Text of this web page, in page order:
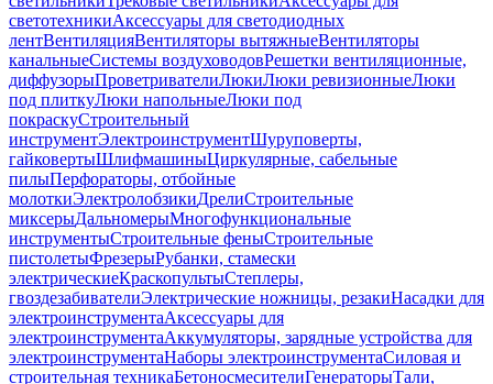
светотехникиАксессуары для светодиодных
лентВентиляцияВентиляторы вытяжныеВентиляторы
канальныеСистемы воздуховодовРешетки вентиляционные,
диффузорыПроветривателиЛюкиЛюки ревизионныеЛюки
под плиткуЛюки напольныеЛюки под
покраскуСтроительный
инструментЭлектроинструментШуруповерты,
гайковертыШлифмашиныЦиркулярные, сабельные
пилыПерфораторы, отбойные
молоткиЭлектролобзикиДрелиСтроительные
миксерыДальномерыМногофункциональные
инструментыСтроительные феныСтроительные
пистолетыФрезерыРубанки, стамески
электрическиеКраскопультыСтеплеры,
гвоздезабивателиЭлектрические ножницы, резакиНасадки для
электроинструментаАксессуары для
электроинструментаАккумуляторы, зарядные устройства для
электроинструментаНаборы электроинструментаСиловая и
строительная техникаБетоносмесителиГенераторыТали,